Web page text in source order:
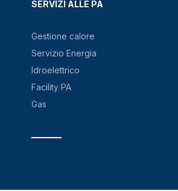
SERVIZI ALLE PA
Gestione calore
Servizio Energia
Idroelettrico
Facility PA
Gas